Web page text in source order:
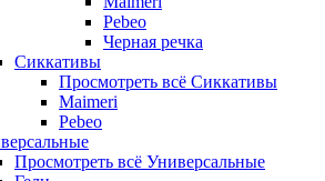
Pebeo
Черная речка
Сиккативы
Просмотреть всё Сиккативы
Maimeri
Pebeo
Просмотреть всё Универсальные